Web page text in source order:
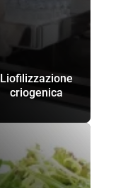
Liofilizzazione
criogenica